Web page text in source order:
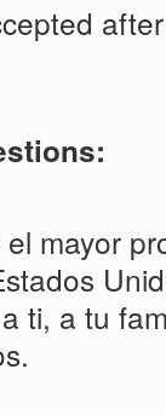
mayor
ti, a tu